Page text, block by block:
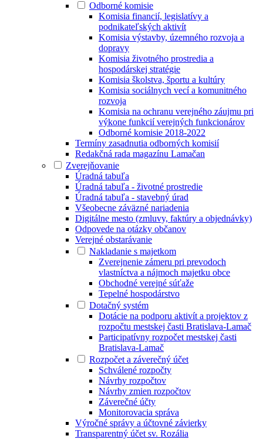
Odborné komisie
Komisia financií, legislatívy a
podnikateľských aktivít
Komisia výstavby, územného rozvoja a
dopravy
Komisia životného prostredia a
hospodárskej stratégie
Komisia školstva, športu a kultúry
Komisia sociálnych vecí a komunitného
rozvoja
Komisia na ochranu verejného záujmu pri
výkone funkcií verejných funkcionárov
Odborné komisie 2018-2022
Termíny zasadnutia odborných komisií
Redakčná rada magazínu Lamačan
Zverejňovanie
Úradná tabuľa
Úradná tabuľa - životné prostredie
Úradná tabuľa - stavebný úrad
Všeobecne záväzné nariadenia
Digitálne mesto (zmluvy, faktúry a objednávky)
Odpovede na otázky občanov
Verejné obstarávanie
Nakladanie s majetkom
Zverejnenie zámeru pri prevodoch
vlastníctva a nájmoch majetku obce
Obchodné verejné súťaže
Tepelné hospodárstvo
Dotačný systém
Dotácie na podporu aktivít a projektov z
rozpočtu mestskej časti Bratislava-Lamač
Participatívny rozpočet mestskej časti
Bratislava-Lamač
Rozpočet a záverečný účet
Schválené rozpočty
Návrhy rozpočtov
Návrhy zmien rozpočtov
Záverečné účty
Monitorovacia správa
Výročné správy a účtovné závierky
Transparentný účet sv. Rozália